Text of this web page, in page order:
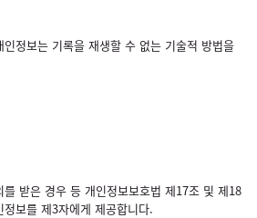
정보는 기록을 재생할 수 없는 기술적 방법을
받은 경우 등 개인정보보호법 제17조 및 제18
보를 제3자에게 제공합니다.